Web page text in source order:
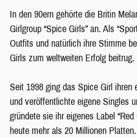
In den 90ern gehörte die Britin
Girlgroup “Spice Girls” an. Als
Outfits und natürlich ihre Stimme
Girls zum weltweiten Erfolg beitrug.
Seit 1998 ging das Spice Girl ihren
und veröffentlichte eigene Singles
gründete sie ihr eigenes Label
heute mehr als 20 Millionen Platten.